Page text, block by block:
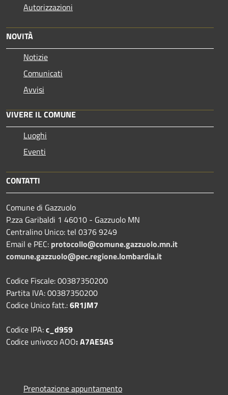
Autorizzazioni
NOVITÀ
Notizie
Comunicati
Avvisi
VIVERE IL COMUNE
Luoghi
Eventi
CONTATTI
Comune di Gazzuolo
P.zza Garibaldi 1 46010 - Gazzuolo MN
Centralino Unico: tel 0376 9249
Email e PEC: protocollo@comune.gazzuolo.mn.it
comune.gazzuolo@pec.regione.lombardia.it
Codice Fiscale: 00387350200
Partita IVA: 00387350200
Codice Unico fatt.:6R1JM7
Codice IPA:c_d959
Codice univoco AOO: A7AE5A5
Prenotazione appuntamento